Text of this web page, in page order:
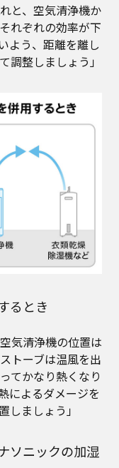
と、空気清浄機か
れぞれの効率が下
よう、距離を離し
調整しましょう」
るとき
気清浄機の位置は
トーブは温風を出
てかなり熱くなり
によるダメージを
しましょう」
ソニックの加湿